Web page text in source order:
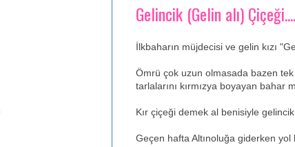
Gelincik (Gelin alı)
İlkbaharın müjdecisi ve gelin kızı
Ömrü çok uzun olmasada bazen
tarlalarını kırmızya boyayan bahar
Kır çiçeği demek al benisiyle
Geçen hafta Altınoluğa giderken yol